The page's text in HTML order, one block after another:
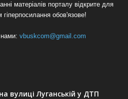
матеріалів порталу відкрите для
обов'язове!
нами: vbuskcom@gmail.com
вулиці Луганській у ДТП